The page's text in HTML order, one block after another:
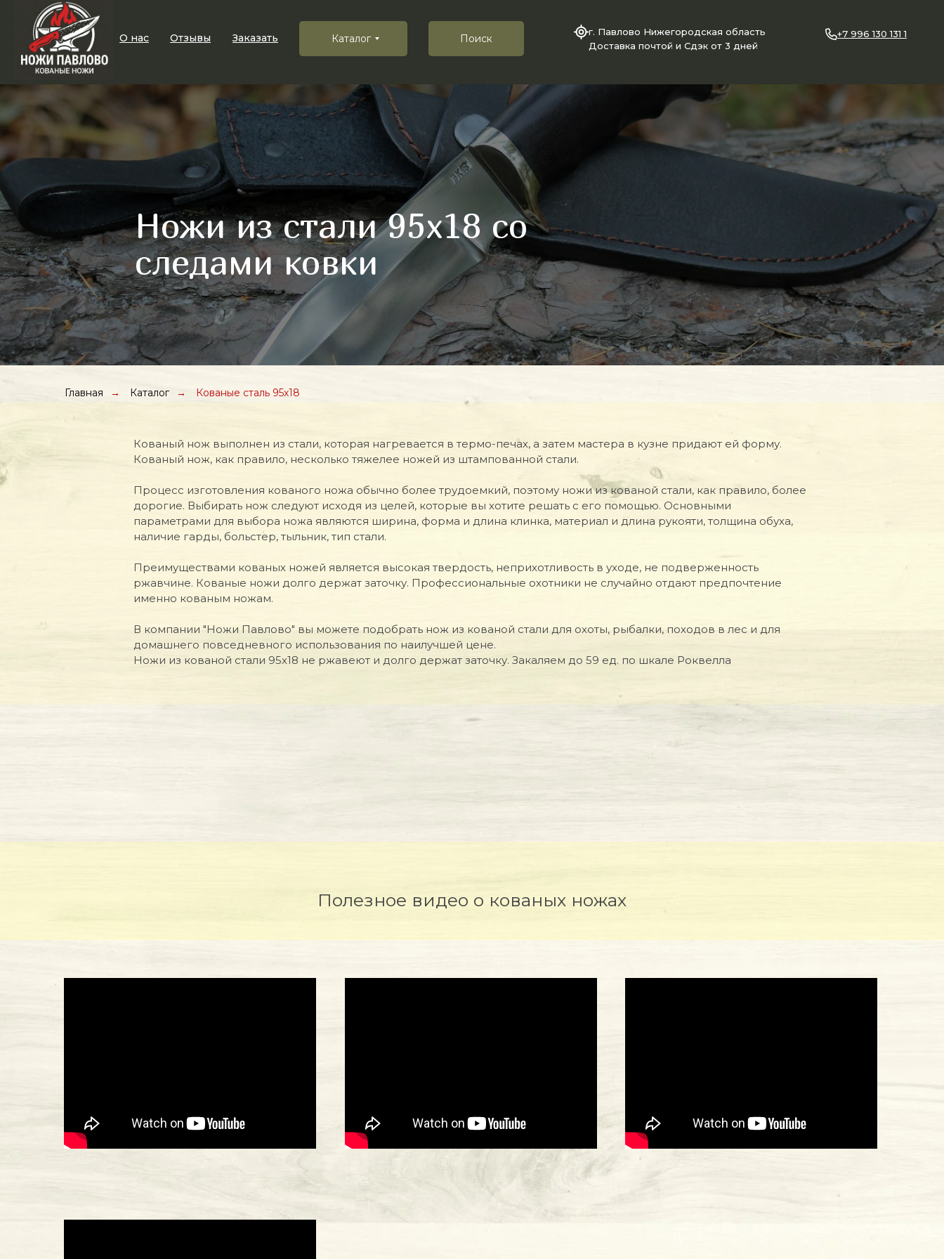
г. Павлово Нижегородская область
Доставка почтой и Сдэк от 3 дней
Поиск
Каталог
Заказать
Отзывы
О нас +7 996 130 131 1
Ножи из стали 95х18 со
следами ковки
Главная → Каталог → Кованые сталь 95х18
Кованый нож выполнен из стали, которая нагревается в термо-печах, а затем мастера в кузне придают ей форму.
Кованый нож, как правило, несколько тяжелее ножей из штампованной стали.
Процесс изготовления кованого ножа обычно более трудоемкий, поэтому ножи из кованой стали, как правило, более
дорогие. Выбирать нож следуют исходя из целей, которые вы хотите решать с его помощью. Основными
параметрами для выбора ножа являются ширина, форма и длина клинка, материал и длина рукояти, толщина обуха,
наличие гарды, больстер, тыльник, тип стали.
Преимуществами кованых ножей является высокая твердость, неприхотливость в уходе, не подверженность
ржавчине. Кованые ножи долго держат заточку. Профессиональные охотники не случайно отдают предпочтение
именно кованым ножам.
В компании "Ножи Павлово" вы можете подобрать нож из кованой стали для охоты, рыбалки, походов в лес и для
домашнего повседневного использования по наилучшей цене.
Ножи из кованой стали 95х18 не ржавеют и долго держат заточку. Закаляем до 59 ед. по шкале Роквелла
Полезное видео о кованых ножах